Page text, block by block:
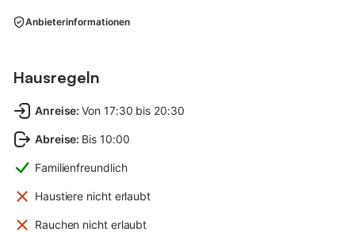
Anbieterinformationen
Hausregeln
Anreise: Von 17:30 bis 20:30
Abreise: Bis 10:00
Familienfreundlich
Haustiere nicht erlaubt
Rauchen nicht erlaubt